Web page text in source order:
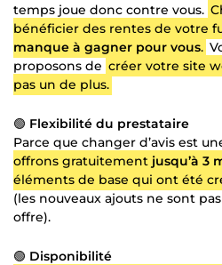
temps joue donc contre vous.
bénéficier des rentes de votre
manque à gagner pour vous.
proposons de créer votre site
pas un de plus.
🟢 Flexibilité du prestataire
Parce que changer d’avis est
offrons gratuitement jusqu’à 3
éléments de base qui ont été
(les nouveaux ajouts ne sont
offre).
🟢 Disponibilité